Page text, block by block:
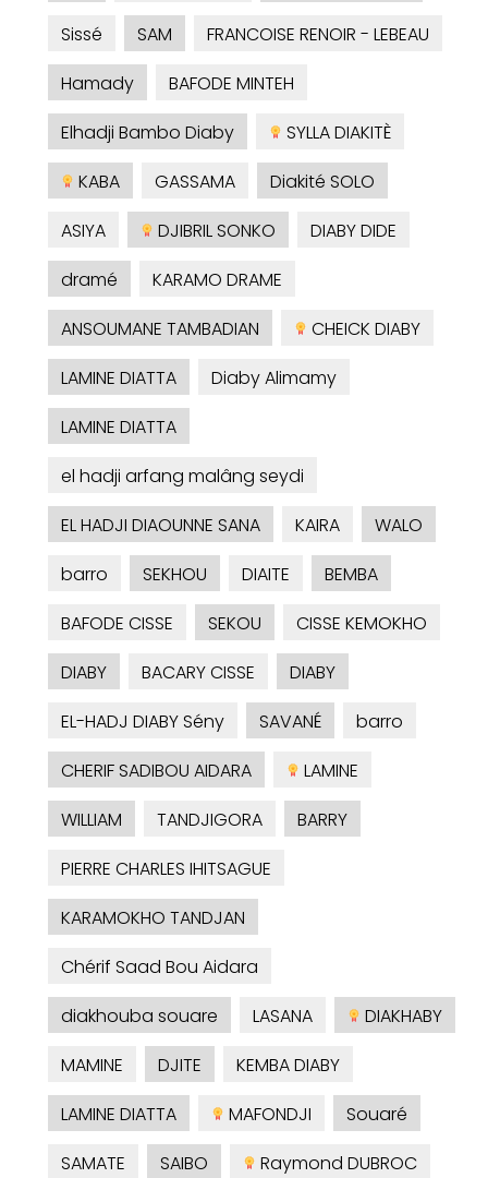
Sissé
SAM
FRANCOISE RENOIR - LEBEAU
Hamady
BAFODE MINTEH
Elhadji Bambo Diaby
SYLLA DIAKITÈ
KABA
GASSAMA
Diakité SOLO
ASIYA
DJIBRIL SONKO
DIABY DIDE
dramé
KARAMO DRAME
ANSOUMANE TAMBADIAN
CHEICK DIABY
LAMINE DIATTA
Diaby Alimamy
LAMINE DIATTA
el hadji arfang malâng seydi
EL HADJI DIAOUNNE SANA
KAIRA
WALO
barro
SEKHOU DIAITE
BEMBA
BAFODE CISSE
SEKOU
CISSE KEMOKHO
DIABY
BACARY CISSE
DIABY
EL-HADJ DIABY Sény
SAVANÉ
barro
CHERIF SADIBOU AIDARA
LAMINE
WILLIAM
TANDJIGORA
BARRY
PIERRE CHARLES IHITSAGUE
KARAMOKHO TANDJAN
Chérif Saad Bou Aidara
diakhouba souare
LASANA
DIAKHABY
MAMINE
DJITE
KEMBA DIABY
LAMINE DIATTA
MAFONDJI
Souaré
SAMATE
SAIBO
Raymond DUBROC